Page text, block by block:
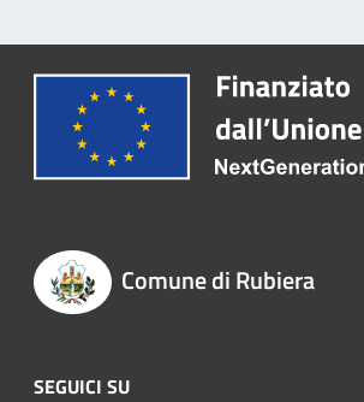
Comune di Rubiera
SEGUICI SU